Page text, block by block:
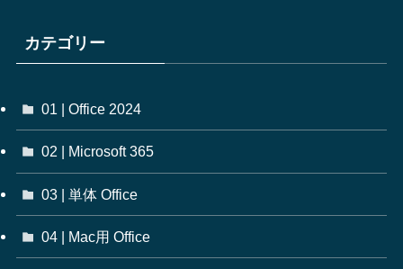
カテゴリー
01 | Office 2024
02 | Microsoft 365
03 | 単体 Office
04 | Mac用 Office